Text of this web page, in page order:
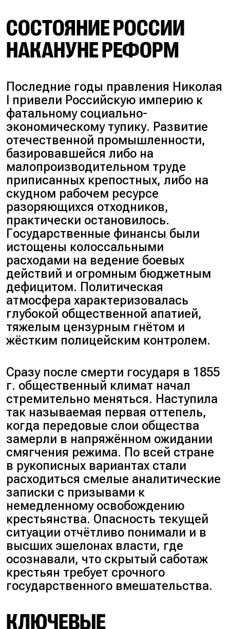
СОСТОЯНИЕ РОССИИ
НАКАНУНЕ РЕФОРМ
Последние годы правления Николая
I привели Российскую империю к
фатальному социально-
экономическому тупику. Развитие
отечественной промышленности,
базировавшейся либо на
малопроизводительном труде
приписанных крепостных, либо на
скудном рабочем ресурсе
разоряющихся отходников,
практически остановилось.
Государственные финансы были
истощены колоссальными
расходами на ведение боевых
действий и огромным бюджетным
дефицитом. Политическая
атмосфера характеризовалась
глубокой общественной апатией,
тяжелым цензурным гнётом и
жёстким полицейским контролем.
Сразу после смерти государя в 1855
г. общественный климат начал
стремительно меняться. Наступила
так называемая первая оттепель,
когда передовые слои общества
замерли в напряжённом ожидании
смягчения режима. По всей стране
в рукописных вариантах стали
расходиться смелые аналитические
записки с призывами к
немедленному освобождению
крестьянства. Опасность текущей
ситуации отчётливо понимали и в
высших эшелонах власти, где
осознавали, что скрытый саботаж
крестьян требует срочного
государственного вмешательства.
КЛЮЧЕВЫЕ